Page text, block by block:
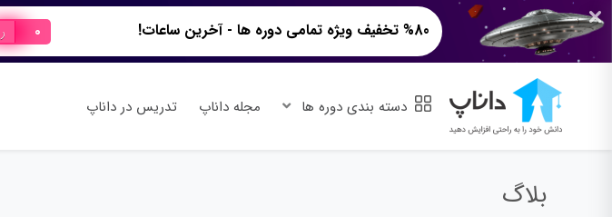
%80 تخفیف ویژه تمامی دوره ها - آخرین ساعات! 0
دسته بندی دوره ها مجله داناپ تدریس در داناپ
بلاگ